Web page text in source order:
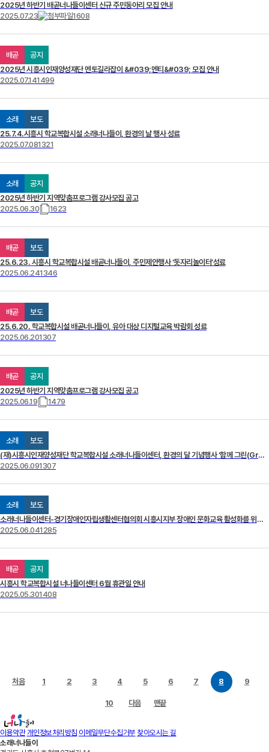
2025년 하반기 배곧너나들이센터 신규 주민동아리 모집 안내
2025.07.23
1608
배곧
공지
2025년 시흥시인재양성재단 멘토길라잡이 &#039;멘티&#039; 모집 안내
2025.07.141499
소래
보도
25.7.4.시흥시 학교복합시설 소래너나들이, 환경의 날 행사 성료
2025.07.081321
소래
공지
2025년 하반기 지역맞춤프로그램 강사모집 공고
2025.06.30
1623
배곧
보도
25.6.23. 시흥시 학교복합시설 배곧너나들이, 주민제안행사 ‘돗자리놀이터’성료
2025.06.241346
배곧
보도
25.6.20. 학교복합시설 배곧너나들이, 유아 대상 디지털교육 박람회 성료
2025.06.201307
배곧
공지
2025년 하반기 지역맞춤프로그램 강사모집 공고
2025.06.19
1479
소래
보도
(재)시흥시인재양성재단 학교복합시설 소래너나들이센터, 환경의 달 기념행사 ‘함께 그린(Green) 약속’ 운…
2025.06.091307
소래
보도
소래너나들이센터-경기장애인자립생활센터협의회 시흥시지부 장애인 문화교육 활성화를 위한 업무협약 체결
2025.06.041285
배곧
공지
시흥시 학교복합시설 너나들이센터 6월 휴관일 안내
2025.05.301408
처음 1 2 3 4 5 6 7 8 9
10 다음 맨끝
이용약관 개인정보처리방침 이메일무단수집거부 찾아오시는 길
소래너나들이